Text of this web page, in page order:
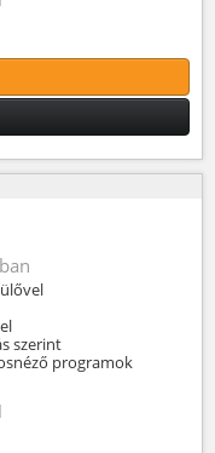
szerint
programok